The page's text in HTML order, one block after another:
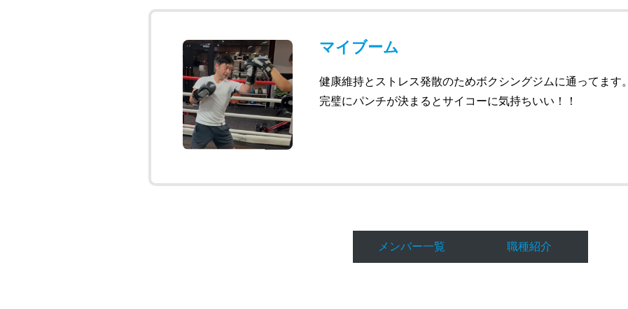
マイブーム
健康維持とストレス発散のためボクシングジムに通ってます。
完璧にパンチが決まるとサイコーに気持ちいい！！
メンバー一覧 職種紹介